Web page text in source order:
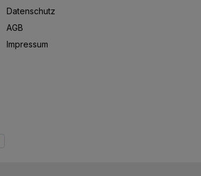
Datenschutz
AGB
Impressum